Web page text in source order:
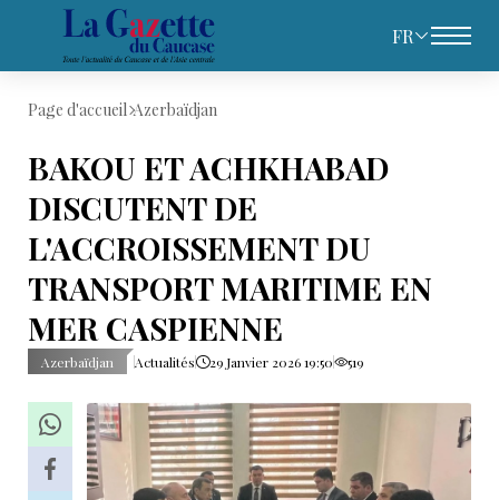
FR
Page d'accueil Azerbaïdjan
BAKOU ET ACHKHABAD
DISCUTENT DE
L'ACCROISSEMENT DU
TRANSPORT MARITIME EN
MER CASPIENNE
Azerbaïdjan Actualités 29 Janvier 2026 19:50 519